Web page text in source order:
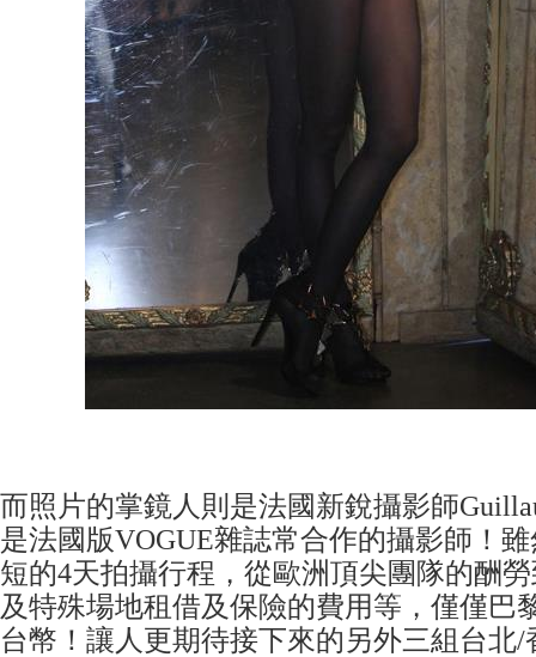
而照片的掌鏡人則是法國新銳攝影師
是法國版VOGUE雜誌常合作的攝影師！
短的4天拍攝行程，從歐洲頂尖團隊的酬
及特殊場地租借及保險的費用等，僅僅巴
台幣！讓人更期待接下來的另外三組台北